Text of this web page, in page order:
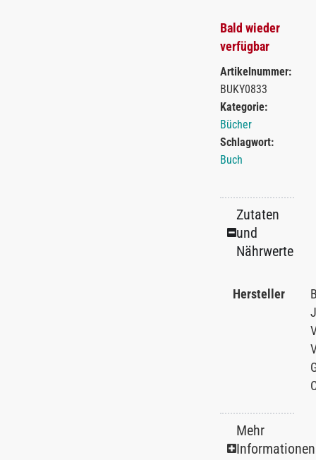
Bald wieder
verfügbar
Artikelnummer:
BUKY0833
Kategorie:
Bücher
Schlagwort:
Buch
Zutaten
und
Nährwerte
Hersteller
Mehr
Informationen